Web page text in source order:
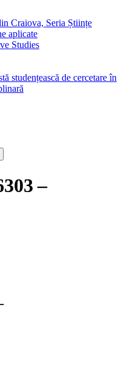
Craiova, Seria Științe
aplicate
Studies
studențească de cercetare în
–